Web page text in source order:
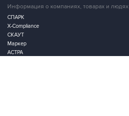
Информация о компаниях, товарах и людях
СПАРК
X-Compliance
СКАУТ
Маркер
АСТРА